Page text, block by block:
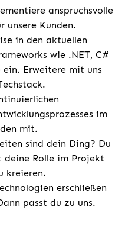
anspruchsvolle
unsere Kunden.
in den aktuellen
wie .NET, C#
Erweitere mit uns
im
mit.
sind dein Ding? Du
Rolle im Projekt
kreieren.
erschließen
passt du zu uns.